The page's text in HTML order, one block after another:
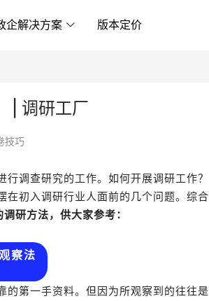
企解决方案 版本定价
| 调研工厂
技巧
行调查研究的工作。如何开展调研工作？
初入调研行业人面前的几个问题。 综合
调研方法，供大家参考：
察法
第一手资料。 但因为所观察到的往往是